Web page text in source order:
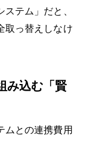
テム」だと、
取っ替えしなけ
み込む「賢
ムとの連携費用